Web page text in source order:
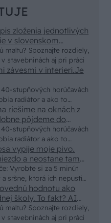
maltu? Spoznajte rozdiely,
stavebninách aj pri práci
zloženia jednotlivých
v slovenskom
pár primitívnych rád
Kde sa podel
si sám" ? To
"fachmanov"!
nám budú stavať
BAMBUS !!!
stupňových horúčavách
radiátor a ako to
závesmi v interieri.Je
stupňových horúčavách
radiátor a ako to
riešime na oknách z
pôjdeme do
markízy
idú okolo 100
Vyrobte si za 5 minút
sršne, ktorá ich nepustí
vypije moje pivo.
a neostane tam
moc efektivne.
maltu? Spoznajte rozdiely,
stavebninách aj pri práci
hodnotu ako
To fakt? AI
doba schnutia tak 15